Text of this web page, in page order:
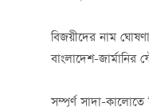
বিজয়ীদের নাম
বাংলাদেশ-জার্মানির
সম্পূর্ণ সাদা-কালোতে